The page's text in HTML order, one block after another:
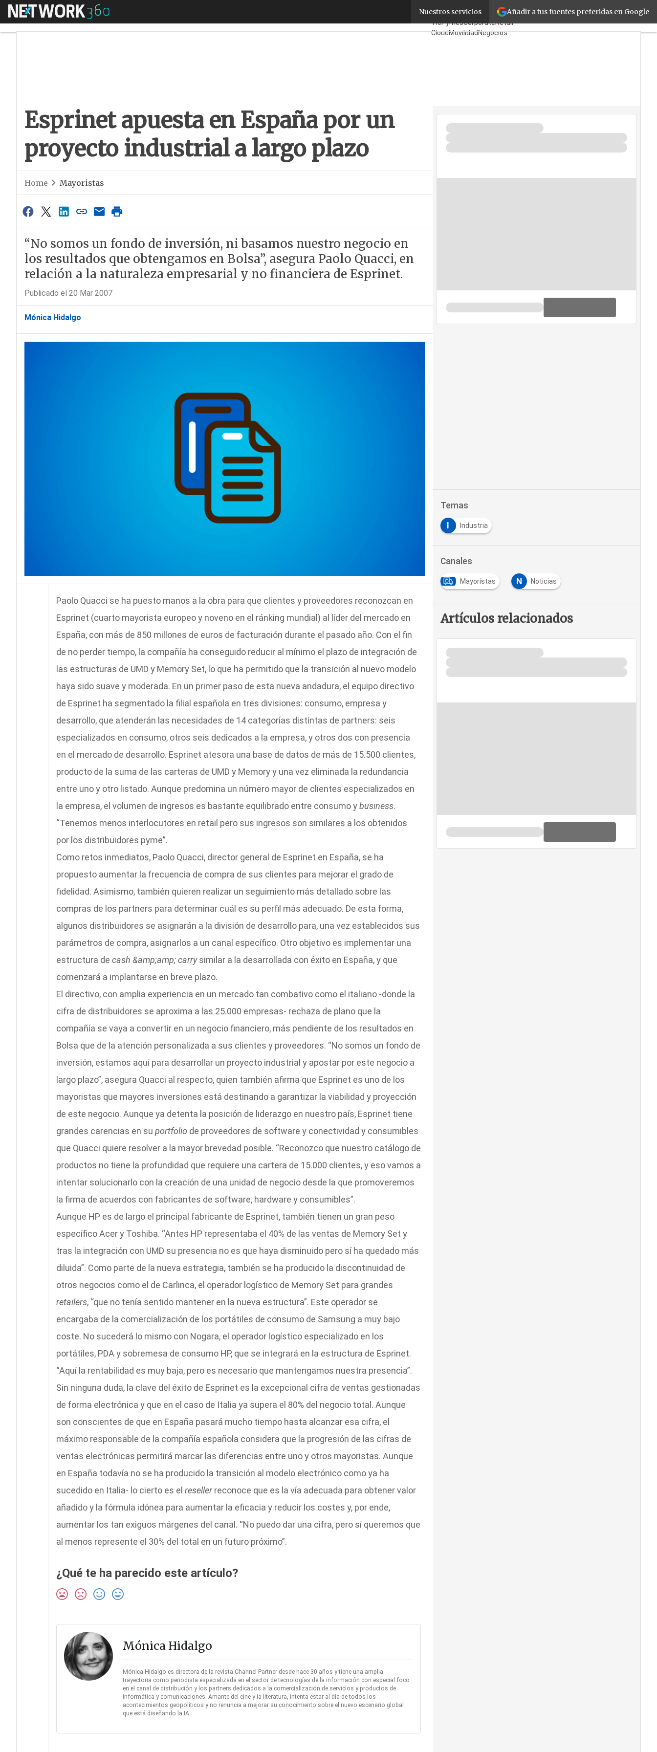
Añadir a tus fuentes preferidas en Google
Nuestros servicios
Menú Esprinet apuesta en España por un proyecto industrial a largo plazoFabricantesMayoristas
TicPymesCorporateRetail
CloudMovilidadNegocios
Esprinet apuesta en España por un
proyecto industrial a largo plazo
Home Mayoristas
“No somos un fondo de inversión, ni basamos nuestro negocio en
los resultados que obtengamos en Bolsa”, asegura Paolo Quacci, en
relación a la naturaleza empresarial y no financiera de Esprinet.
Publicado el 20 Mar 2007
Mónica Hidalgo
Paolo Quacci se ha puesto manos a la obra para que clientes y proveedores reconozcan en
Esprinet (cuarto mayorista europeo y noveno en el ránking mundial) al líder del mercado en
España, con más de 850 millones de euros de facturación durante el pasado año. Con el fin
de no perder tiempo, la compañía ha conseguido reducir al mínimo el plazo de integración de
las estructuras de UMD y Memory Set, lo que ha permitido que la transición al nuevo modelo
haya sido suave y moderada. En un primer paso de esta nueva andadura, el equipo directivo
de Esprinet ha segmentado la filial española en tres divisiones: consumo, empresa y
desarrollo, que atenderán las necesidades de 14 categorías distintas de partners: seis
especializados en consumo, otros seis dedicados a la empresa, y otros dos con presencia
en el mercado de desarrollo. Esprinet atesora una base de datos de más de 15.500 clientes,
producto de la suma de las carteras de UMD y Memory y una vez eliminada la redundancia
entre uno y otro listado. Aunque predomina un número mayor de clientes especializados en
la empresa, el volumen de ingresos es bastante equilibrado entre consumo ybusiness.
“Tenemos menos interlocutores en retail pero sus ingresos son similares a los obtenidos
por los distribuidores pyme”.
Como retos inmediatos, Paolo Quacci, director general de Esprinet en España, se ha
propuesto aumentar la frecuencia de compra de sus clientes para mejorar el grado de
fidelidad. Asimismo, también quieren realizar un seguimiento más detallado sobre las
compras de los partners para determinar cuál es su perfil más adecuado. De esta forma,
algunos distribuidores se asignarán a la división de desarrollo para, una vez establecidos sus
parámetros de compra, asignarlos a un canal específico. Otro objetivo es implementar una
estructura de cash &amp;amp; carrysimilar a la desarrollada con éxito en España, y que
comenzará a implantarse en breve plazo.
El directivo, con amplia experiencia en un mercado tan combativo como el italiano -donde la
cifra de distribuidores se aproxima a las 25.000 empresas- rechaza de plano que la
compañía se vaya a convertir en un negocio financiero, más pendiente de los resultados en
Bolsa que de la atención personalizada a sus clientes y proveedores. “No somos un fondo de
inversión, estamos aquí para desarrollar un proyecto industrial y apostar por este negocio a
largo plazo”, asegura Quacci al respecto, quien también afirma que Esprinet es uno de los
mayoristas que mayores inversiones está destinando a garantizar la viabilidad y proyección
de este negocio. Aunque ya detenta la posición de liderazgo en nuestro país, Esprinet tiene
grandes carencias en su portfolio de proveedores de software y conectividad y consumibles
que Quacci quiere resolver a la mayor brevedad posible. “Reconozco que nuestro catálogo de
productos no tiene la profundidad que requiere una cartera de 15.000 clientes, y eso vamos a
intentar solucionarlo con la creación de una unidad de negocio desde la que promoveremos
la firma de acuerdos con fabricantes de software, hardware y consumibles”.
Aunque HP es de largo el principal fabricante de Esprinet, también tienen un gran peso
específico Acer y Toshiba. “Antes HP representaba el 40% de las ventas de Memory Set y
tras la integración con UMD su presencia no es que haya disminuido pero sí ha quedado más
diluida”. Como parte de la nueva estrategia, también se ha producido la discontinuidad de
otros negocios como el de Carlinca, el operador logístico de Memory Set para grandes
retailers, “que no tenía sentido mantener en la nueva estructura”. Este operador se
encargaba de la comercialización de los portátiles de consumo de Samsung a muy bajo
coste. No sucederá lo mismo con Nogara, el operador logístico especializado en los
portátiles, PDA y sobremesa de consumo HP, que se integrará en la estructura de Esprinet.
“Aquí la rentabilidad es muy baja, pero es necesario que mantengamos nuestra presencia”.
Sin ninguna duda, la clave del éxito de Esprinet es la excepcional cifra de ventas gestionadas
de forma electrónica y que en el caso de Italia ya supera el 80% del negocio total. Aunque
son conscientes de que en España pasará mucho tiempo hasta alcanzar esa cifra, el
máximo responsable de la compañía española considera que la progresión de las cifras de
ventas electrónicas permitirá marcar las diferencias entre uno y otros mayoristas. Aunque
en España todavía no se ha producido la transición al modelo electrónico como ya ha
sucedido en Italia- lo cierto es el resellerreconoce que es la vía adecuada para obtener valor
añadido y la fórmula idónea para aumentar la eficacia y reducir los costes y, por ende,
aumentar los tan exiguos márgenes del canal. “No puedo dar una cifra, pero sí queremos que
al menos represente el 30% del total en un futuro próximo”.
¿Qué te ha parecido este artículo?
Mónica Hidalgo
Mónica Hidalgo es directora de la revista Channel Partner desde hace 30 años y tiene una amplia
trayectoria como periodista especializada en el sector de tecnologías de la información con especial foco
en el canal de distribución y los partners dedicados a la comercialización de servicios y productos de
informática y comunicaciones. Amante del cine y la literatura, intenta estar al día de todos los
acontecimientos geopolíticos y no renuncia a mejorar su conocimiento sobre el nuevo escenario global
que está diseñando la IA
Temas
Industria
Canales
Mayoristas N Noticias
Artículos relacionados